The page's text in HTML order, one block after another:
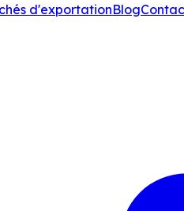
d'exportationBlog